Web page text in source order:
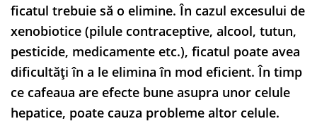
ficatul trebuie să o elimine. În cazul excesului de
xenobiotice (pilule contraceptive, alcool, tutun,
pesticide, medicamente etc.), ficatul poate avea
dificultăți în a le elimina în mod eficient. În timp
ce cafeaua are efecte bune asupra unor celule
hepatice, poate cauza probleme altor celule.